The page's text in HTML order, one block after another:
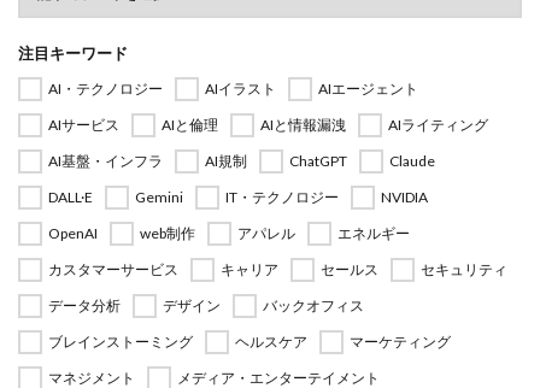
注目キーワード
AI・テクノロジー AIイラスト
AIエージェント
AIサービス
AIと倫理 AIと情報漏洩
AIライティング
AI基盤・インフラ
AI規制 ChatGPT
Claude
DALL·E
Gemini IT・テクノロジー
NVIDIA
OpenAI
web制作 アパレル
エネルギー
カスタマーサービス
キャリア セールス
セキュリティ
データ分析
デザイン
バックオフィス
ブレインストーミング
ヘルスケア
マーケティング
マネジメント
メディア・エンターテイメント